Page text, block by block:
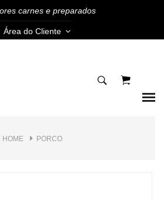
carnes e preparados
Área do Cliente
HOME PORCO